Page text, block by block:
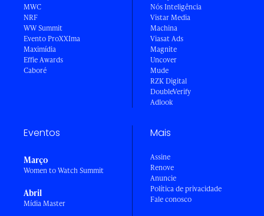
MWC
NRF
WW Summit
Evento ProXXIma
Maximídia
Effie Awards
Caboré
Nós Inteligência
Vistar Media
Machina
Viasat Ads
Magnite
Uncover
Mude
RZK Digital
DoubleVerify
Adlook
Eventos
Março
Women to Watch Summit
Abril
Mídia Master
Mais
Assine
Renove
Anuncie
Política de privacidade
Fale conosco